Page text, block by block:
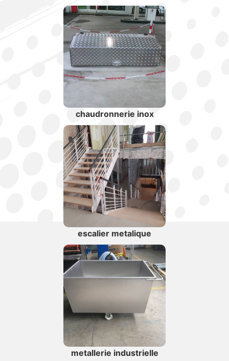
chaudronnerie inox
escalier metalique
metallerie industrielle